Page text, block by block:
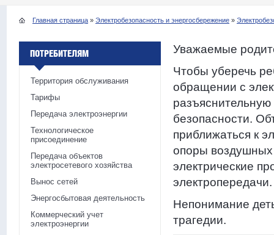
Главная страница » Электробезопасность и энергосбережение »
ПОТРЕБИТЕЛЯМ
Территория обслуживания
Тарифы
Передача электроэнергии
Технологическое
присоединение
Передача объектов
электросетевого хозяйства
Вынос сетей
Энергосбытовая деятельность
Коммерческий учет
электроэнергии
Уважаемые
Чтобы уберечь
обращении с
разъяснительную
безопасности.
приближаться к
опоры воздушных
электрические
электропередачи.
Непонимание
трагедии.